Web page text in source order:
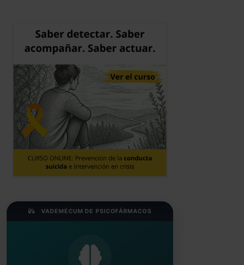
VADEMÉCUM DE PSICOFÁRMACOS